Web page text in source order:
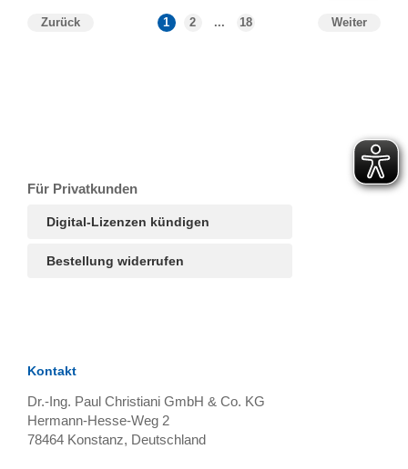
Für Privatkunden
Digital-Lizenzen kündigen
Bestellung widerrufen
Zurück 1 2 ... 18 Weiter
Kontakt
Dr.-Ing. Paul Christiani GmbH & Co. KG
Hermann-Hesse-Weg 2
78464 Konstanz, Deutschland